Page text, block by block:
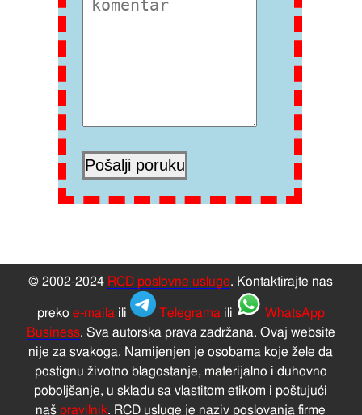
© 2002-2024 RCD poslovne usluge. Kontaktirajte nas
preko e-maila ili Telegrama ili
WhatsApp
Business. Sva autorska prava zadržana. Ovaj website
nije za svakoga. Namijenjen je osobama koje žele da
postignu životno blagostanje, materijalno i duhovno
poboljšanje, u skladu sa vlastitom etikom i poštujući
naš pravilnik. RCD usluge je naziv poslovanja firme